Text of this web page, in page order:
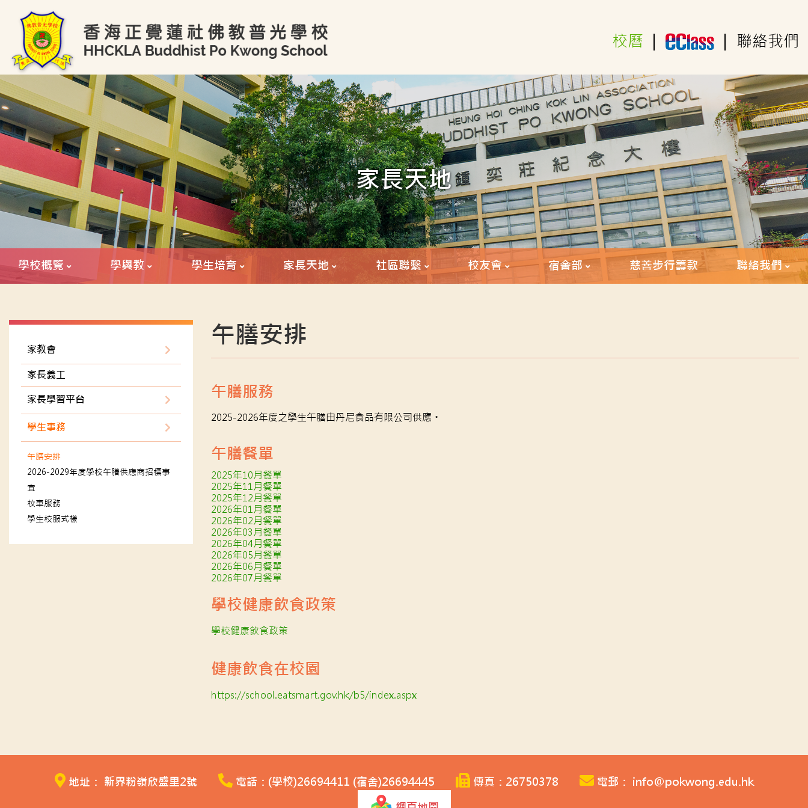
校曆 聯絡我們
家長天地
學校概覽 學與教 學生培育 家長天地 社區聯繫 校友會 宿舍部 慈善步行籌款 聯絡我們
家教會
家長義工
家長學習平台
學生事務
午膳安排
2026-2029年度學校午膳供應商招標事
宜
校車服務
學生校服式樣
午膳安排
午膳服務
2025-2026年度之學生午膳由丹尼食品有限公司供應。
午膳餐單
2025年10月餐單
2025年11月餐單
2025年12月餐單
2026年01月餐單
2026年02月餐單
2026年03月餐單
2026年04月餐單
2026年05月餐單
2026年06月餐單
2026年07月餐單
學校健康飲食政策
學校健康飲食政策
健康飲食在校園
https://school.eatsmart.gov.hk/b5/index.aspx
地址： 新界粉嶺欣盛里2號 電話：(學校)26694411 (宿舍)26694445 傳真：26750378
電郵： info@pokwong.edu.hk